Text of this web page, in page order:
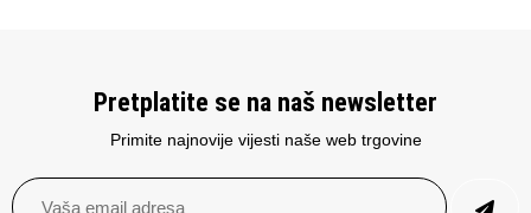
Pretplatite se na naš newsletter
Primite najnovije vijesti naše web trgovine